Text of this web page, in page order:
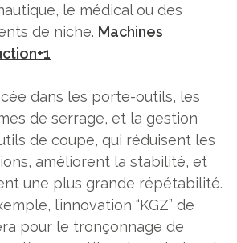
le médical ou des
de niche. Machines
+1
dans les porte-outils, les
de serrage, et la gestion
de coupe, qui réduisent les
améliorent la stabilité, et
une plus grande répétabilité.
l’innovation “KGZ” de
pour le tronçonnage de